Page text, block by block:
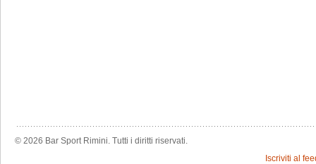
© 2026 Bar Sport Rimini. Tutti i diritti riservati.
Iscriviti al